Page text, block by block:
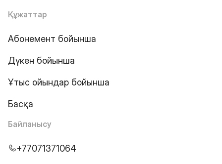
Құжаттар
Абонемент бойынша
Дүкен бойынша
Ұтыс ойындар бойынша
Басқа
Байланысу
+77071371064